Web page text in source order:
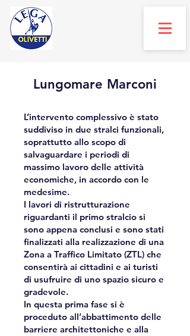
Lungomare Marconi
L’intervento complessivo è stato
suddiviso in due stralci funzionali,
soprattutto allo scopo di
salvaguardare i periodi di
massimo lavoro delle attività
economiche, in accordo con le
medesime.
I lavori di ristrutturazione
riguardanti il primo stralcio si
sono appena conclusi e sono stati
finalizzati alla realizzazione di una
Zona a Traffico Limitato (ZTL) che
consentirà ai cittadini e ai turisti
di usufruire di uno spazio sicuro e
gradevole.
In questa prima fase si è
proceduto all’abbattimento delle
barriere architettoniche e alla